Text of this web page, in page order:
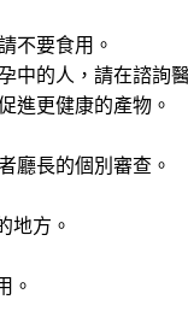
不要食用。
中的人，請在諮詢
進更健康的產物。
廳長的個別審查。
地方。
。